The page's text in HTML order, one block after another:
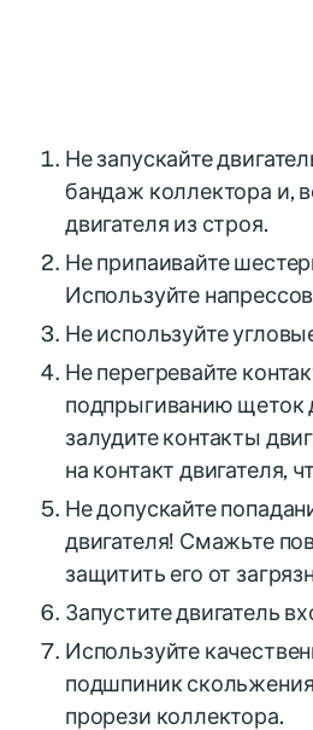
Не запускайте
бандаж коллектора и,
двигателя из строя.
Не припаивайте
Используйте
Не используйте
Не перегревайте
подпрыгиванию щеток
залудите контакты
на контакт двигателя,
Не допускайте
двигателя! Смажьте
защитить его от
Запустите двигатель
Используйте
подшпиник
прорези коллектора.